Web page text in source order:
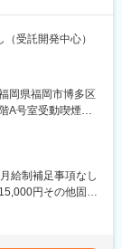
：4時間
おり、全員で残業
を超える場合、
をフォローして
ています！
休暇を取得するな
受託開発中心）
定義、開発、導
任せいたしま
コードを利用して
引多数！
岡県福岡市博多区
A号室受動喫煙対
所
給制補足事項なし
円その他固定